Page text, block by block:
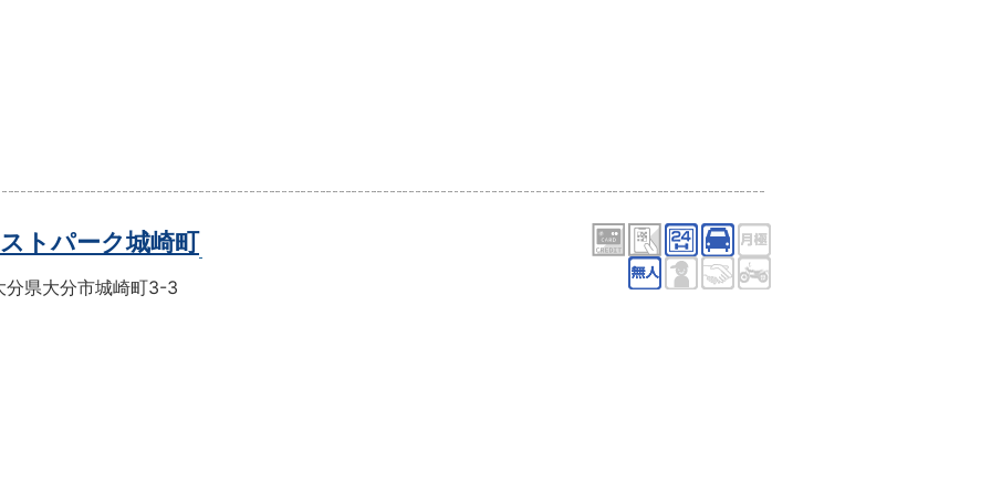
トパーク城崎町
分県大分市城崎町3-3